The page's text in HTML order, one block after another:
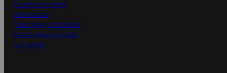
Ensitilaajan ohjeet
Näin maksat
Näin tilaat ja muokkaat
Kaikki ohjeet ja vinkit
In English